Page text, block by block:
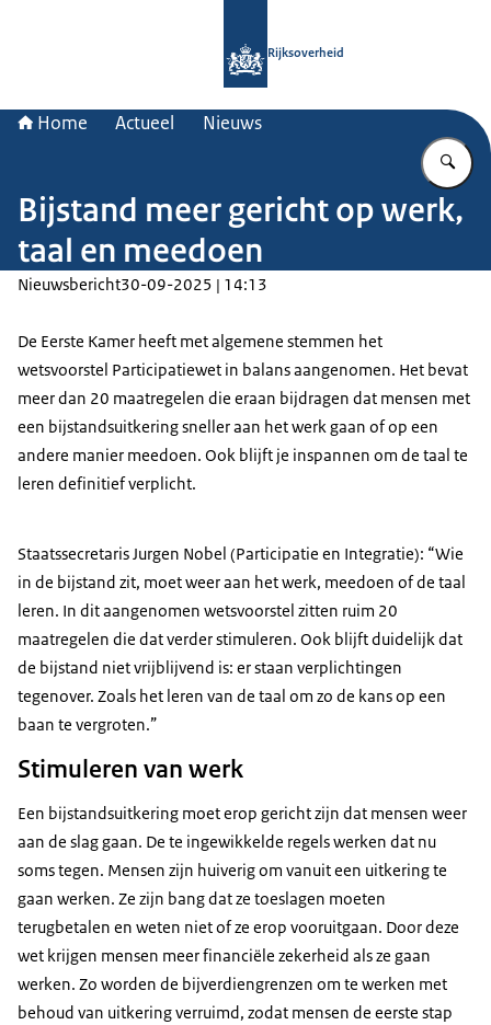
Rijksoverheid
Home Actueel Nieuws
Bijstand meer gericht op werk,
taal en meedoen
Nieuwsbericht30-09-2025 | 14:13
De Eerste Kamer heeft met algemene stemmen het
wetsvoorstel Participatiewet in balans aangenomen. Het bevat
meer dan 20 maatregelen die eraan bijdragen dat mensen met
een bijstandsuitkering sneller aan het werk gaan of op een
andere manier meedoen. Ook blijft je inspannen om de taal te
leren definitief verplicht.
Staatssecretaris Jurgen Nobel (Participatie en Integratie): “Wie
in de bijstand zit, moet weer aan het werk, meedoen of de taal
leren. In dit aangenomen wetsvoorstel zitten ruim 20
maatregelen die dat verder stimuleren. Ook blijft duidelijk dat
de bijstand niet vrijblijvend is: er staan verplichtingen
tegenover. Zoals het leren van de taal om zo de kans op een
baan te vergroten.”
Stimuleren van werk
Een bijstandsuitkering moet erop gericht zijn dat mensen weer
aan de slag gaan. De te ingewikkelde regels werken dat nu
soms tegen. Mensen zijn huiverig om vanuit een uitkering te
gaan werken. Ze zijn bang dat ze toeslagen moeten
terugbetalen en weten niet of ze erop vooruitgaan. Door deze
wet krijgen mensen meer financiële zekerheid als ze gaan
werken. Zo worden de bijverdiengrenzen om te werken met
behoud van uitkering verruimd, zodat mensen de eerste stap